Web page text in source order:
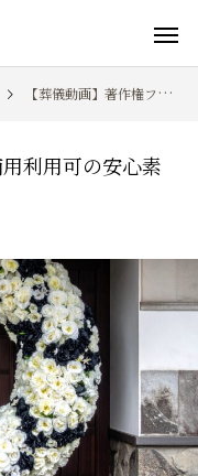
【葬儀動画】著作権フリー・商用利用可の安心素材サイト
利用可の安心素